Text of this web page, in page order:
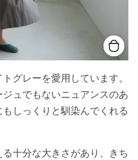
グレーを愛用しています。
ュでもないニュアンスのあ
しっくりと馴染んでくれる
十分な大きさがあり、きち